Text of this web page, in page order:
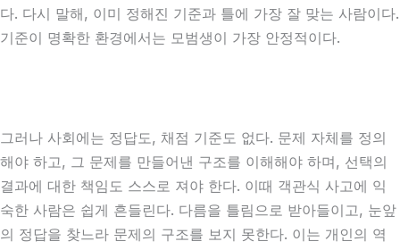
다. 다시 말해, 이미 정해진 기준과 틀에 가장 잘 맞는 사람이다.
기준이 명확한 환경에서는 모범생이 가장 안정적이다.
그러나 사회에는 정답도, 채점 기준도 없다. 문제 자체를 정의
해야 하고, 그 문제를 만들어낸 구조를 이해해야 하며, 선택의
결과에 대한 책임도 스스로 져야 한다. 이때 객관식 사고에 익
숙한 사람은 쉽게 흔들린다. 다름을 틀림으로 받아들이고, 눈앞
의 정답을 찾느라 문제의 구조를 보지 못한다. 이는 개인의 역